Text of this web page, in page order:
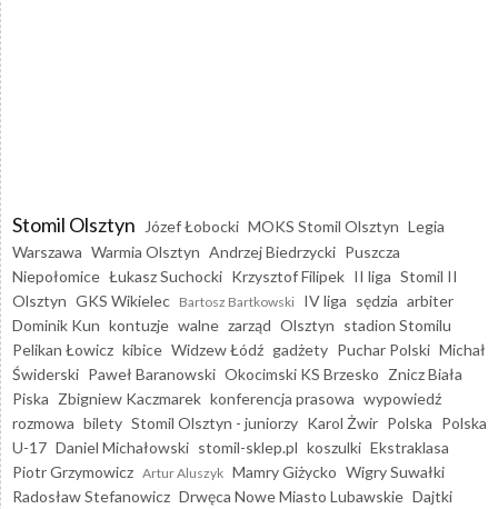
Stomil Olsztyn Józef Łobocki MOKS Stomil Olsztyn Legia
Warszawa Warmia Olsztyn Andrzej Biedrzycki Puszcza
Niepołomice Łukasz Suchocki Krzysztof Filipek II liga Stomil II
Olsztyn GKS Wikielec Bartosz Bartkowski IV liga sędzia arbiter
Dominik Kun kontuzje walne zarząd Olsztyn stadion Stomilu
Pelikan Łowicz kibice Widzew Łódź gadżety Puchar Polski Michał
Świderski Paweł Baranowski Okocimski KS Brzesko Znicz Biała
Piska Zbigniew Kaczmarek konferencja prasowa wypowiedź
rozmowa bilety Stomil Olsztyn - juniorzy Karol Żwir Polska Polska
U-17 Daniel Michałowski stomil-sklep.pl koszulki Ekstraklasa
Piotr Grzymowicz Artur Aluszyk Mamry Giżycko Wigry Suwałki
Radosław Stefanowicz Drwęca Nowe Miasto Lubawskie Dajtki